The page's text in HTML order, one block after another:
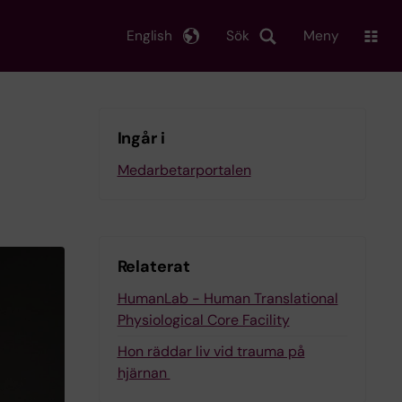
Sök
English Meny
Ingår i
Medarbetarportalen
Relaterat
HumanLab - Human Translational
Physiological Core Facility
Hon räddar liv vid trauma på
hjärnan